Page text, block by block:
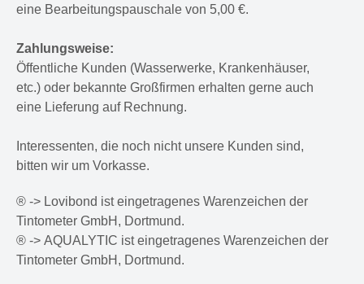
eine Bearbeitungspauschale von 5,00 €.
Zahlungsweise:
Öffentliche Kunden (Wasserwerke, Krankenhäuser,
etc.) oder bekannte Großfirmen erhalten gerne auch
eine Lieferung auf Rechnung.
Interessenten, die noch nicht unsere Kunden sind,
bitten wir um Vorkasse.
® -> Lovibond ist eingetragenes Warenzeichen der
Tintometer GmbH, Dortmund.
® -> AQUALYTIC ist eingetragenes Warenzeichen der
Tintometer GmbH, Dortmund.